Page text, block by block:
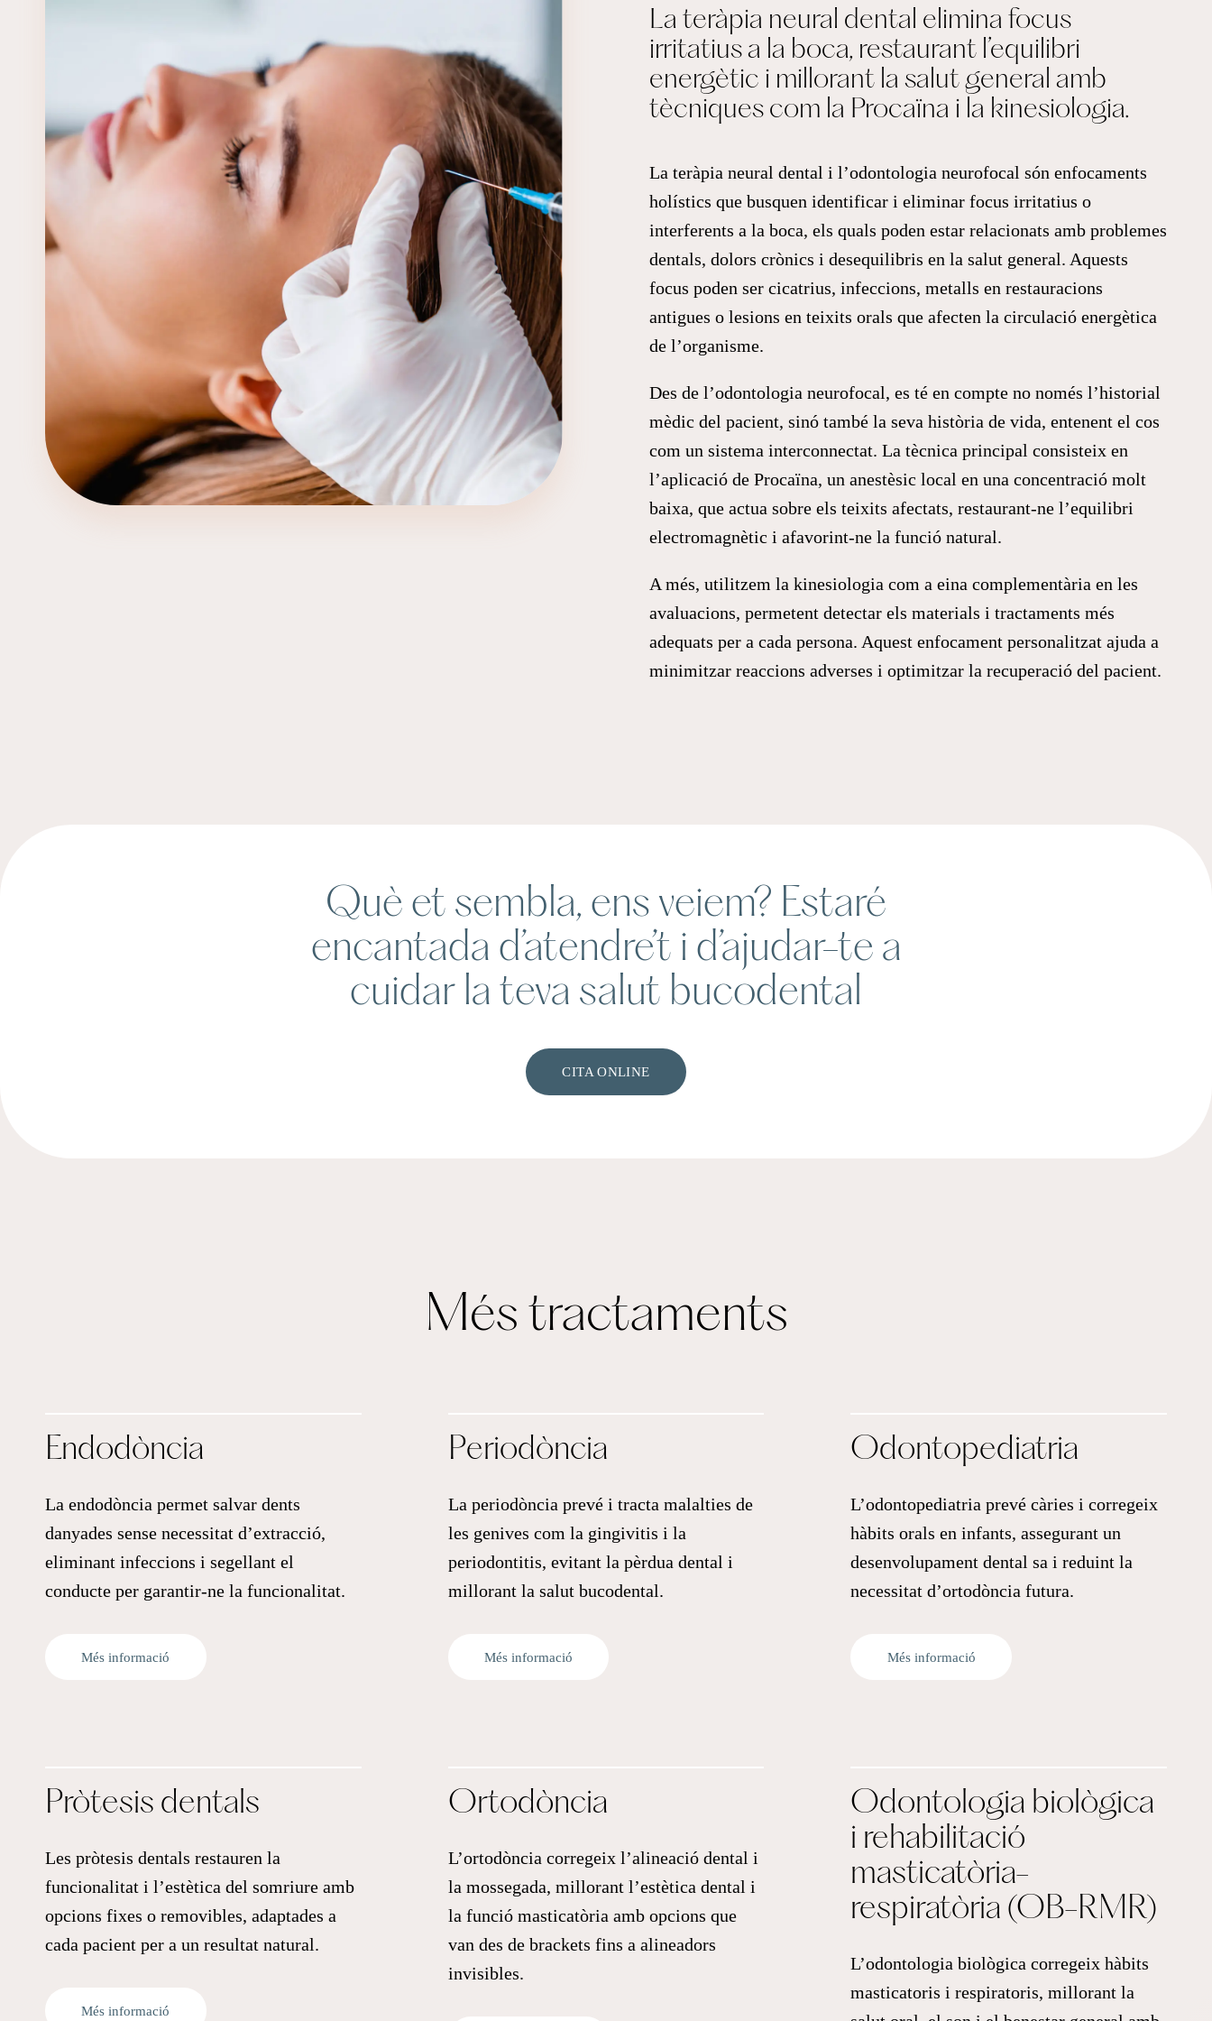
La teràpia neural dental elimina focus
irritatius a la boca, restaurant l’equilibri
energètic i millorant la salut general amb
tècniques com la Procaïna i la kinesiologia.
La teràpia neural dental i l’odontologia neurofocal són enfocaments
holístics que busquen identificar i eliminar focus irritatius o
interferents a la boca, els quals poden estar relacionats amb problemes
dentals, dolors crònics i desequilibris en la salut general. Aquests
focus poden ser cicatrius, infeccions, metalls en restauracions
antigues o lesions en teixits orals que afecten la circulació energètica
de l’organisme.
Des de l’odontologia neurofocal, es té en compte no només l’historial
mèdic del pacient, sinó també la seva història de vida, entenent el cos
com un sistema interconnectat. La tècnica principal consisteix en
l’aplicació de Procaïna, un anestèsic local en una concentració molt
baixa, que actua sobre els teixits afectats, restaurant-ne l’equilibri
electromagnètic i afavorint-ne la funció natural.
A més, utilitzem la kinesiologia com a eina complementària en les
avaluacions, permetent detectar els materials i tractaments més
adequats per a cada persona. Aquest enfocament personalitzat ajuda a
minimitzar reaccions adverses i optimitzar la recuperació del pacient.
Què et sembla, ens veiem? Estaré
encantada d’atendre’t i d’ajudar-te a
cuidar la teva salut bucodental
CITA ONLINE
Més tractaments
Endodòncia
La endodòncia permet salvar dents
danyades sense necessitat d’extracció,
eliminant infeccions i segellant el
conducte per garantir-ne la funcionalitat.
Més informació
Periodòncia
La periodòncia prevé i tracta malalties de
les genives com la gingivitis i la
periodontitis, evitant la pèrdua dental i
millorant la salut bucodental.
Més informació
Odontopediatria
L’odontopediatria prevé càries i corregeix
hàbits orals en infants, assegurant un
desenvolupament dental sa i reduint la
necessitat d’ortodòncia futura.
Més informació
Pròtesis dentals
Les pròtesis dentals restauren la
funcionalitat i l’estètica del somriure amb
opcions fixes o removibles, adaptades a
cada pacient per a un resultat natural.
Més informació
Ortodòncia
L’ortodòncia corregeix l’alineació dental i
la mossegada, millorant l’estètica dental i
la funció masticatòria amb opcions que
van des de brackets fins a alineadors
invisibles.
Odontologia biològica
i rehabilitació
masticatòria-
respiratòria (OB-RMR)
L’odontologia biològica corregeix hàbits
masticatoris i respiratoris, millorant la